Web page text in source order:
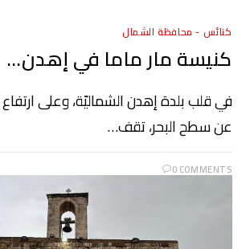
كنائس - محافظة الشمال
كنيسة مار ماما في إهدن…
عن سطح البحر، تقف…
0 COMMENTS